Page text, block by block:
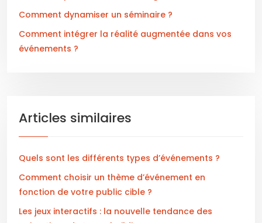
Comment dynamiser un séminaire ?
Comment intégrer la réalité augmentée dans vos
événements ?
Articles similaires
Quels sont les différents types d’événements ?
Comment choisir un thème d’événement en
fonction de votre public cible ?
Les jeux interactifs : la nouvelle tendance des